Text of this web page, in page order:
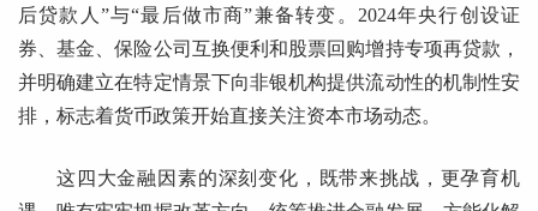
后贷款人”与“最后做市商”兼备转变。2024年央行创设证
券、基金、保险公司互换便利和股票回购增持专项再贷款，
并明确建立在特定情景下向非银机构提供流动性的机制性安
排，标志着货币政策开始直接关注资本市场动态。
这四大金融因素的深刻变化，既带来挑战，更孕育机